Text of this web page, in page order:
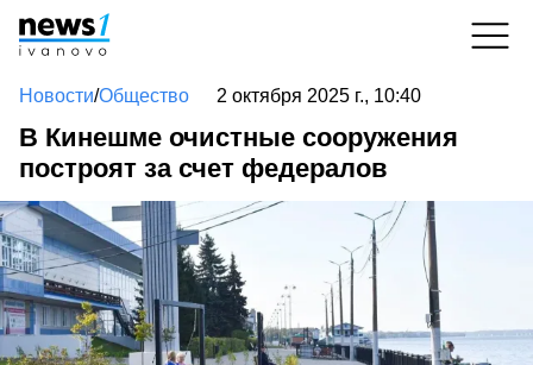
Новости/Общество 2 октября 2025 г., 10:40
В Кинешме очистные сооружения
построят за счет федералов